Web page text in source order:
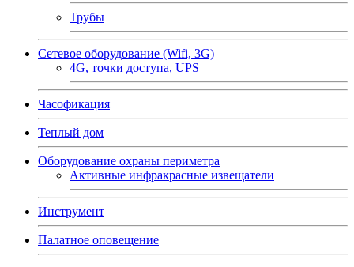
Трубы
Сетевое оборудование (Wifi, 3G)
4G, точки доступа, UPS
Часофикация
Теплый дом
Оборудование охраны периметра
Активные инфракрасные извещатели
Инструмент
Палатное оповещение